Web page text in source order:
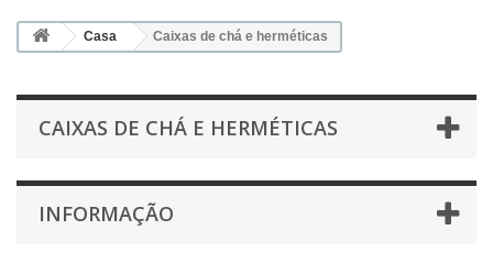
Casa Caixas de chá e herméticas
CAIXAS DE CHÁ E HERMÉTICAS
INFORMAÇÃO